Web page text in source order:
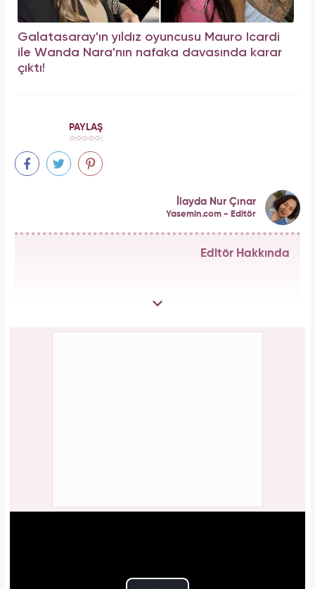
Galatasaray'ın yıldız oyuncusu Mauro Icardi
ile Wanda Nara'nın nafaka davasında karar
çıktı!
PAYLAŞ
İlayda Nur Çınar
Yasemin.com - Editör
Editör Hakkında